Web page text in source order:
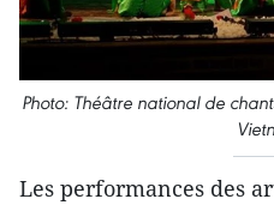
Photo: Théâtre national de
Les performances des